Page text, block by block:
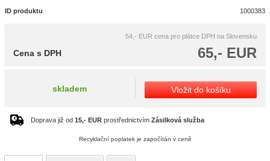
ID produktu 1000383
54,- EUR cena pro plátce DPH na Slovensku
65,- EUR
Cena s DPH
skladem Vložit do košíku
Doprava již od 15,- EUR prostřednictvím Zásilková služba
Recyklační poplatek je započítán v ceně